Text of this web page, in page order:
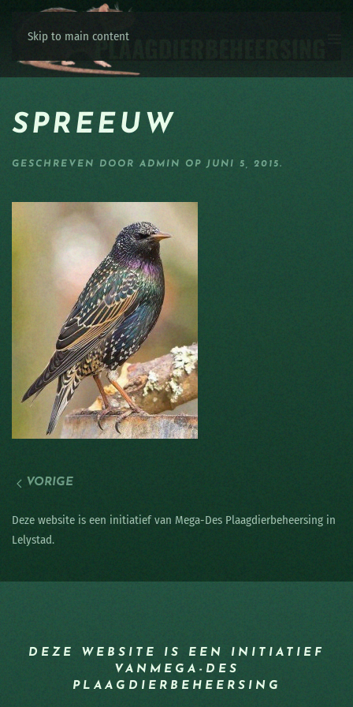
Skip to main content
SPREEUW
GESCHREVEN DOOR ADMIN OP JUNI 5, 2015.
VORIGE
Deze website is een initiatief van Mega-Des Plaagdierbeheersing in
Lelystad.
DEZE WEBSITE IS EEN INITIATIEF
VAN MEGA-DES
PLAAGDIERBEHEERSING